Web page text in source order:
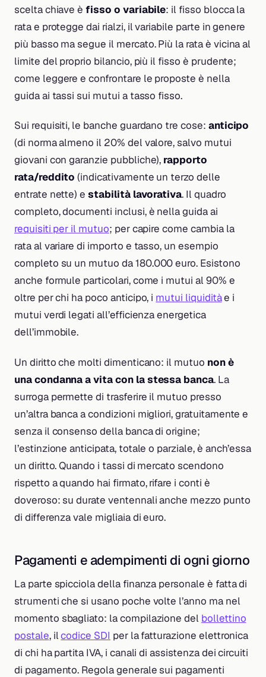
scelta chiave èfisso o variabile: il fisso blocca la
rata e protegge dai rialzi, il variabile parte in genere
più basso ma segue il mercato. Più la rata è vicina al
limite del proprio bilancio, più il fisso è prudente;
come leggere e confrontare le proposte è nella
guida ai tassi sui mutui a tasso fisso.
Sui requisiti, le banche guardano tre cose: anticipo
(di norma almeno il 20% del valore, salvo mutui
giovani con garanzie pubbliche), rapporto
rata/reddito (indicativamente un terzo delle
entrate nette) estabilità lavorativa. Il quadro
completo, documenti inclusi, è nella guida ai
requisiti per il mutuo; per capire come cambia la
rata al variare di importo e tasso, un esempio
completo su un mutuo da 180.000 euro. Esistono
anche formule particolari, come i mutui al 90% e
oltre per chi ha poco anticipo, i mutui liquiditàe i
mutui verdi legati all’efficienza energetica
dell’immobile.
Un diritto che molti dimenticano: il mutuo non è
una condanna a vita con la stessa banca. La
surroga permette di trasferire il mutuo presso
un’altra banca a condizioni migliori, gratuitamente e
senza il consenso della banca di origine;
l’estinzione anticipata, totale o parziale, è anch’essa
un diritto. Quando i tassi di mercato scendono
rispetto a quando hai firmato, rifare i conti è
doveroso: su durate ventennali anche mezzo punto
di differenza vale migliaia di euro.
Pagamenti e adempimenti di ogni giorno
La parte spicciola della finanza personale è fatta di
strumenti che si usano poche volte l’anno ma nel
momento sbagliato: la compilazione del bollettino
postale, ilcodice SDI per la fatturazione elettronica
di chi ha partita IVA, i canali di assistenza dei circuiti
di pagamento. Regola generale sui pagamenti